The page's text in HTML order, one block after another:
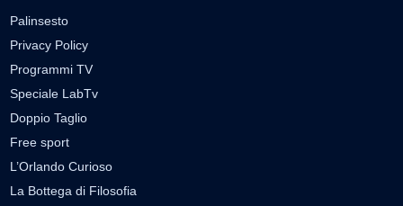
Palinsesto
Privacy Policy
Programmi TV
Speciale LabTv
Doppio Taglio
Free sport
L’Orlando Curioso
La Bottega di Filosofia